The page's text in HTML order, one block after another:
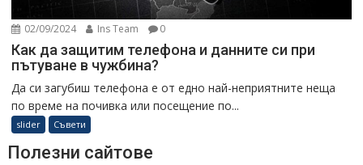
02/09/2024 Ins Team 0
Как да защитим телефона и данните си при
пътуване в чужбина?
Да си загубиш телефона е от едно най-неприятните неща
по време на почивка или посещение по...
slider Съвети
Полезни сайтове